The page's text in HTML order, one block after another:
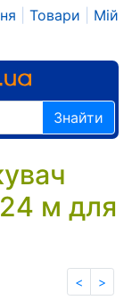
Товари
Мій
Знайти
м для
< >